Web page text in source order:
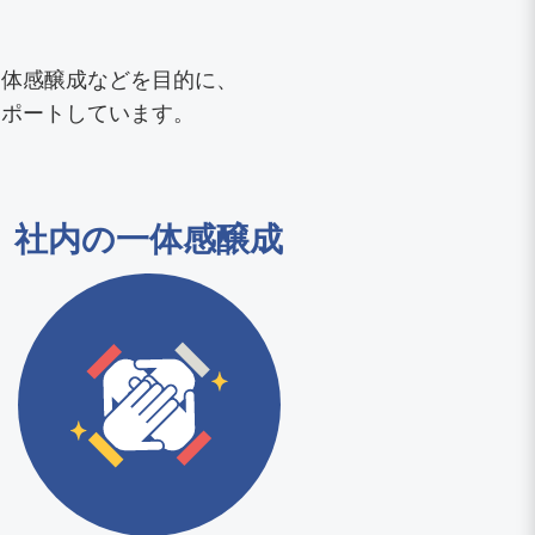
感醸成などを目的に、
ートしています。
社内の一体感醸成